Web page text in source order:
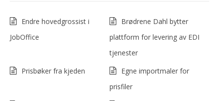
Endre hovedgrossist i
JobOffice
Brødrene Dahl bytter
plattform for levering av EDI
tjenester
Prisbøker fra kjeden
Egne importmaler for
prisfiler